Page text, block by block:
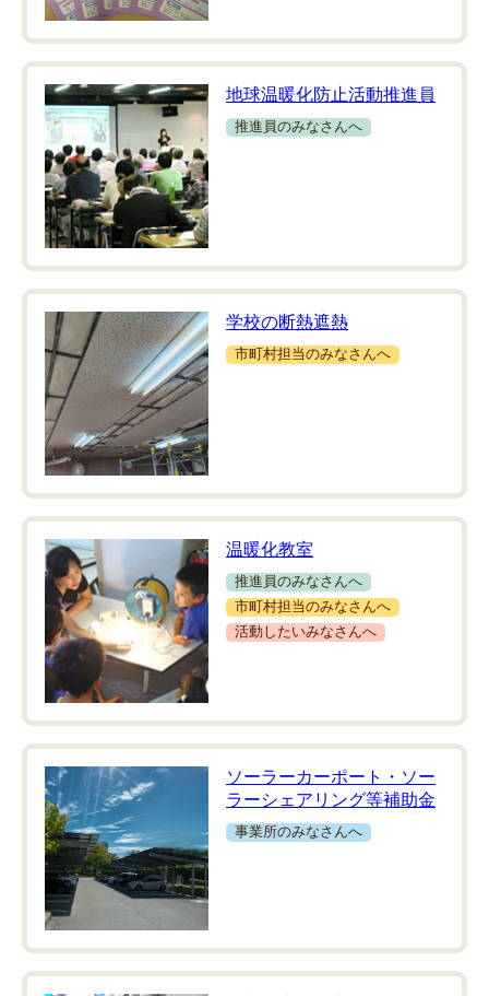
地球温暖化防止活動推進員
推進員のみなさんへ
学校の断熱遮熱
市町村担当のみなさんへ
温暖化教室
推進員のみなさんへ
市町村担当のみなさんへ
活動したいみなさんへ
ソーラーカーポート・ソー
ラーシェアリング等補助金
事業所のみなさんへ